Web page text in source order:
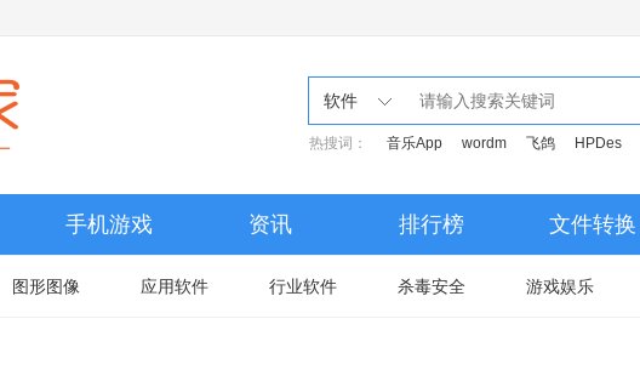
软件
热搜词： 音乐App wordm 飞鸽 HPDes
手机游戏 资讯 排行榜 文件转换
图形图像 应用软件 行业软件 杀毒安全 游戏娱乐